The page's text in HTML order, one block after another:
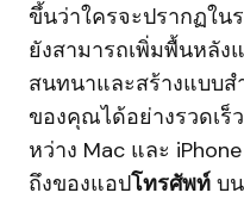
ขึ้นว่าใครจะปรากฏใ
ยังสามารถเพิ่มพื้นหลัง
สนทนาและสร้างแบบส
ของคุณได้อย่างรวดเร็
หว่าง Mac และ
ถึงของแอปโทรศัพท์ บ